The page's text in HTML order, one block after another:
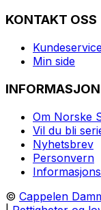
KONTAKT OSS
Min side
INFORMASJON
Om Norske
Vil du bli
Nyhetsbrev
Personvern
© Cappelen